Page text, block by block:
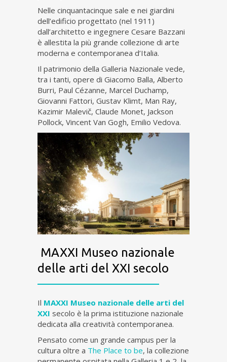
Nelle cinquantacinque sale e nei giardini
dell’edificio progettato (nel 1911)
dall’architetto e ingegnere Cesare Bazzani
è allestita la più grande collezione di arte
moderna e contemporanea d’Italia.
Il patrimonio della Galleria Nazionale vede,
tra i tanti, opere di Giacomo Balla, Alberto
Burri, Paul Cézanne, Marcel Duchamp,
Giovanni Fattori, Gustav Klimt, Man Ray,
Kazimir Malevič, Claude Monet, Jackson
Pollock, Vincent Van Gogh, Emilio Vedova.
MAXXI Museo nazionale
delle arti del XXI secolo
Il MAXXI Museo nazionale delle arti del
XXI secolo è la prima istituzione nazionale
dedicata alla creatività contemporanea.
Pensato come un grande campus per la
cultura oltre a The Place to be, la collezione